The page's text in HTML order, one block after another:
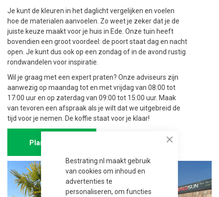
Bestrating.nl maakt gebruik
van cookies om inhoud en
advertenties te
personaliseren, om functies
Je kunt de kleuren in het daglicht vergelijken en voelen
hoe de materialen aanvoelen. Zo weet je zeker dat je de
juiste keuze maakt voor je huis in Ede. Onze tuin heeft
bovendien een groot voordeel: de poort staat dag en nacht
open. Je kunt dus ook op een zondag of in de avond rustig
rondwandelen voor inspiratie.
Wil je graag met een expert praten? Onze adviseurs zijn
aanwezig op maandag tot en met vrijdag van 08:00 tot
17:00 uur en op zaterdag van 09:00 tot 15:00 uur. Maak
van tevoren een afspraak als je wilt dat we uitgebreid de
tijd voor je nemen. De koffie staat voor je klaar!
Plan afspraak